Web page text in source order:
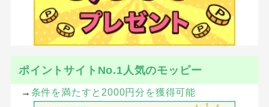
ポイントサイトNo.1人気のモッピー
→ 条件を満たすと2000円分を獲得可能